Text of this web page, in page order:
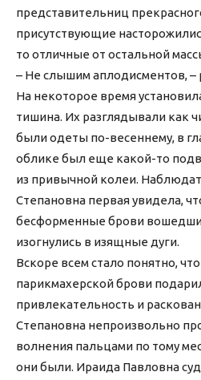
представительниц
присутствующие
то отличные от остальной
– Не слышим аплодисментов, –
На некоторое время
тишина. Их разглядывали как
были одеты по-весеннему, в
облике был еще какой-то
из привычной колеи.
Степановна первая увидела,
бесформенные брови
изогнулись в изящные дуги.
Вскоре всем стало понятно,
парикмахерской брови
привлекательность и
Степановна непроизвольно
волнения пальцами по тому
они были. Ираида Павловна